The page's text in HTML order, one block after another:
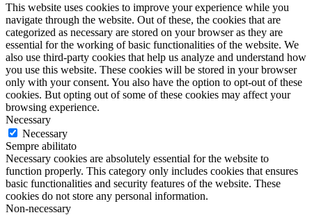
This website uses cookies to improve your experience while you
navigate through the website. Out of these, the cookies that are
categorized as necessary are stored on your browser as they are
essential for the working of basic functionalities of the website. We
also use third-party cookies that help us analyze and understand how
you use this website. These cookies will be stored in your browser
only with your consent. You also have the option to opt-out of these
cookies. But opting out of some of these cookies may affect your
browsing experience.
Necessary
Necessary
Sempre abilitato
Necessary cookies are absolutely essential for the website to
function properly. This category only includes cookies that ensures
basic functionalities and security features of the website. These
cookies do not store any personal information.
Non-necessary